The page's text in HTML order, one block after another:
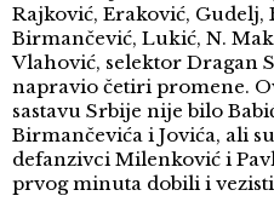
Rajković, Eraković, Gudelj,
Birmančević, Lukić, N.
Vlahović, selektor Dragan
napravio četiri promene.
sastavu Srbije nije bilo
Birmančevića i Jovića, ali
defanzivci Milenković i
prvog minuta dobili i